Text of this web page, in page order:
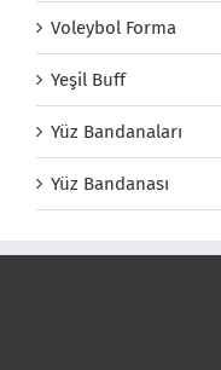
Voleybol Forma
Yeşil Buff
Yüz Bandanaları
Yüz Bandanası